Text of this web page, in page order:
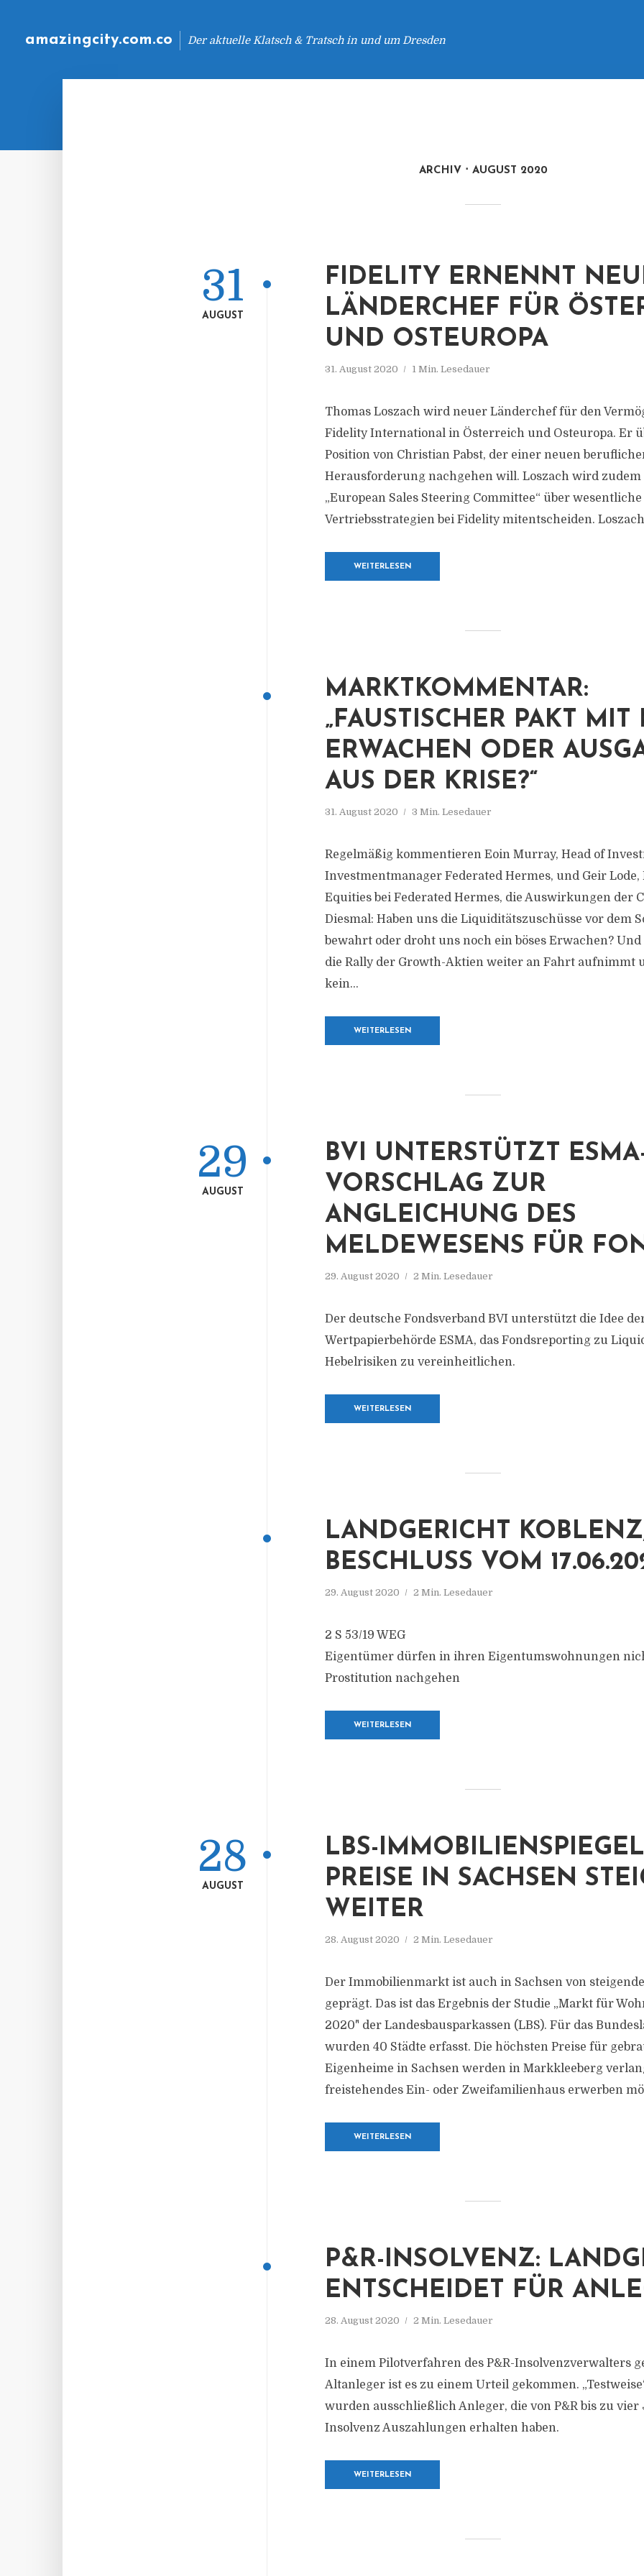
amazingcity.com.co Der aktuelle Klatsch & Tratsch in und um Dresden
ARCHIV AUGUST 2020
FIDELITY ERNENNT
LÄNDERCHEF FÜR
UND OSTEUROPA
31. August 2020 1 Min. Lesedauer
31
AUGUST
Thomas Loszach wird neuer Länderchef für den
Fidelity International in Österreich und Osteuropa. Er
Position von Christian Pabst, der einer neuen
Herausforderung nachgehen will. Loszach wird
„European Sales Steering Committee“ über
Vertriebsstrategien bei Fidelity mitentscheiden.
WEITERLESEN
MARKTKOMMENTAR:
„FAUSTISCHER PAKT MIT
ERWACHEN ODER
AUS DER KRISE?“
31. August 2020 3 Min. Lesedauer
Regelmäßig kommentieren Eoin Murray, Head of
Investmentmanager Federated Hermes, und Geir Lode,
Equities bei Federated Hermes, die Auswirkungen der
Diesmal: Haben uns die Liquiditätszuschüsse vor dem
bewahrt oder droht uns noch ein böses Erwachen? Und
die Rally der Growth-Aktien weiter an Fahrt aufnimmt
kein...
WEITERLESEN
BVI UNTERSTÜTZT
VORSCHLAG ZUR
ANGLEICHUNG DES
MELDEWESENS FÜR
29. August 2020 2 Min. Lesedauer
29
AUGUST
Der deutsche Fondsverband BVI unterstützt die Idee
Wertpapierbehörde ESMA, das Fondsreporting zu
Hebelrisiken zu vereinheitlichen.
WEITERLESEN
LANDGERICHT
BESCHLUSS VOM
29. August 2020 2 Min. Lesedauer
2 S 53/19 WEG
Eigentümer dürfen in ihren Eigentumswohnungen
Prostitution nachgehen
WEITERLESEN
LBS-
PREISE IN SACHSEN
WEITER
28. August 2020 2 Min. Lesedauer
28
AUGUST
Der Immobilienmarkt ist auch in Sachsen von
geprägt. Das ist das Ergebnis der Studie „Markt für
2020" der Landesbausparkassen (LBS). Für das
wurden 40 Städte erfasst. Die höchsten Preise für
Eigenheime in Sachsen werden in Markkleeberg
freistehendes Ein- oder Zweifamilienhaus erwerben
WEITERLESEN
P&R-INSOLVENZ:
ENTSCHEIDET FÜR
28. August 2020 2 Min. Lesedauer
In einem Pilotverfahren des P&R-Insolvenzverwalters
Altanleger ist es zu einem Urteil gekommen.
wurden ausschließlich Anleger, die von P&R bis zu vier
Insolvenz Auszahlungen erhalten haben.
WEITERLESEN